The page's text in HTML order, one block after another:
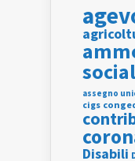
assegno
cigs
Disabili